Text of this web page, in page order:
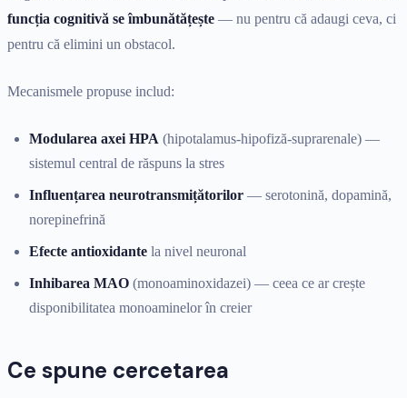
funcția cognitivă se îmbunătățește — nu pentru că adaugi ceva, ci
pentru că elimini un obstacol.
Mecanismele propuse includ:
Modularea axei HPA (hipotalamus-hipofiză-suprarenale) —
sistemul central de răspuns la stres
Influențarea neurotransmițătorilor — serotonină, dopamină,
norepinefrină
Efecte antioxidante la nivel neuronal
Inhibarea MAO (monoaminoxidazei) — ceea ce ar crește
disponibilitatea monoaminelor în creier
Ce spune cercetarea